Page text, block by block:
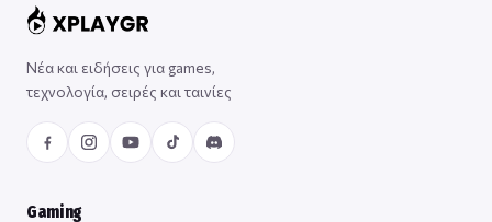
Νέα και ειδήσεις για games,
τεχνολογία, σειρές και ταινίες
Gaming